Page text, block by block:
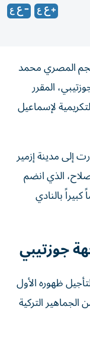
المصري محمد
المقرر
لإسماعيل
إلى مدينة إزمير
الذي انضم
بالنادي
جوزتيبي
ظهوره الأول
التركية